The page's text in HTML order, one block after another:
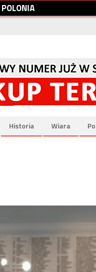
POLONIA
Historia Wiara